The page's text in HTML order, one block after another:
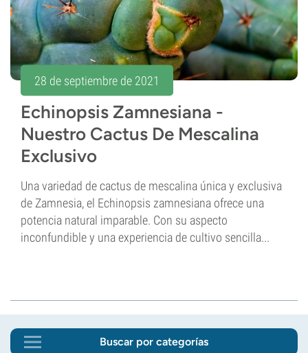
28 de septiembre de 2021
Echinopsis Zamnesiana -
Nuestro Cactus De Mescalina
Exclusivo
Una variedad de cactus de mescalina única y exclusiva
de Zamnesia, el Echinopsis zamnesiana ofrece una
potencia natural imparable. Con su aspecto
inconfundible y una experiencia de cultivo sencilla...
Buscar por categorías